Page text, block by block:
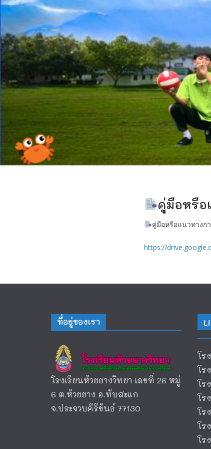
คู่มือหรือ
คู่มือหรือแนวทางก
https://
ที่อยู่ของเรา
โรงเรียนห้วยยางวิทยา เลขที่ 26 หมู่
6 ต.ห้วยยาง อ.ทับสะแก
จ.ประจวบคีรีขันธ์ 77130
โร
โร
โร
โร
โร
โร
โร